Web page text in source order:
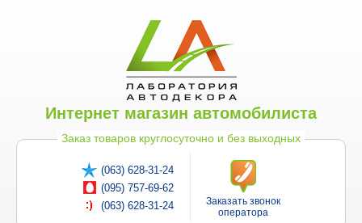
Интернет магазин автомобилиста
Заказ товаров круглосуточно и без выходных
(063) 628-31-24
(095) 757-69-62
(063) 628-31-24
Заказать звонок
оператора